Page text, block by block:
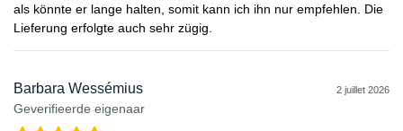
als könnte er lange halten, somit kann ich ihn nur empfehlen. Die
Lieferung erfolgte auch sehr zügig.
Barbara Wessémius
Geverifieerde eigenaar
2 juillet 2026